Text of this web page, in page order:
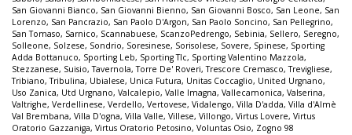
San Giovanni Bianco, San Giovanni Bienno, San Giovanni Bosco, San Leone, San
Lorenzo, San Pancrazio, San Paolo D'Argon, San Paolo Soncino, San Pellegrino,
San Tomaso, Sarnico, Scannabuese, ScanzoPedrengo, Sebinia, Sellero, Seregno,
Solleone, Solzese, Sondrio, Soresinese, Sorisolese, Sovere, Spinese, Sporting
Adda Bottanuco, Sporting Leb, Sporting Tlc, Sporting Valentino Mazzola,
Stezzanese, Suisio,Tavernola,Torre De' Roveri,Trescore Cremasco,Trevigliese,
Tribiano,Tribulina, Ubialese, Unica Futura, Unitas Coccaglio, United Urgnano,
Uso Zanica, Utd Urgnano, Valcalepio, Valle Imagna, Vallecamonica, Valserina,
Valtrighe, Verdellinese, Verdello, Vertovese, Vidalengo, Villa D'adda, Villa d'Almè
Val Brembana, Villa D'ogna, Villa Valle, Villese, Villongo, Virtus Lovere, Virtus
Oratorio Gazzaniga, Virtus Oratorio Petosino, Voluntas Osio, Zogno 98